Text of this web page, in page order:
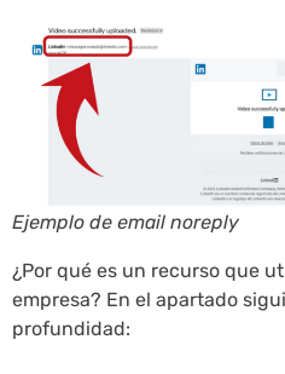
Ejemplo de email noreply
¿Por qué es un recurso que
empresa? En el apartado
profundidad: